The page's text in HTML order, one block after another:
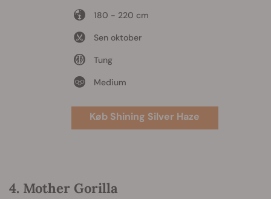
180 - 220 cm
Sen oktober
Tung
Medium
Køb Shining Silver Haze
4. Mother Gorilla